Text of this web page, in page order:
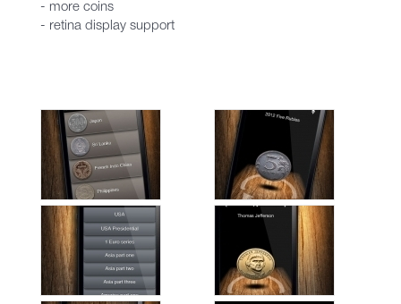
- more coins
- retina display support